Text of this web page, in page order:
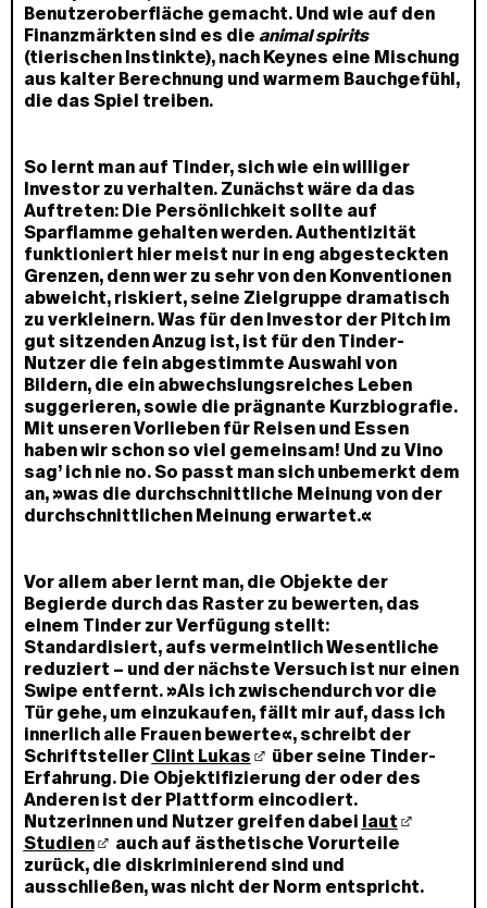
Benutzeroberfläche gemacht. Und wie auf den
Finanzmärkten sind es die animal spirits
(tierischen Instinkte), nach Keynes eine Mischung
aus kalter Berechnung und warmem Bauchgefühl,
die das Spiel treiben.
So lernt man auf Tinder, sich wie ein williger
Investor zu verhalten. Zunächst wäre da das
Auftreten: Die Persönlichkeit sollte auf
Sparflamme gehalten werden. Authentizität
funktioniert hier meist nur in eng abgesteckten
Grenzen, denn wer zu sehr von den Konventionen
abweicht, riskiert, seine Zielgruppe dramatisch
zu verkleinern. Was für den Investor der Pitch im
gut sitzenden Anzug ist, ist für den Tinder-
Nutzer die fein abgestimmte Auswahl von
Bildern, die ein abwechslungsreiches Leben
suggerieren, sowie die prägnante Kurzbiografie.
Mit unseren Vorlieben für Reisen und Essen
haben wir schon so viel gemeinsam! Und zu Vino
sag’ ich nie no. So passt man sich unbemerkt dem
an, »was die durchschnittliche Meinung von der
durchschnittlichen Meinung erwartet.«
Vor allem aber lernt man, die Objekte der
Begierde durch das Raster zu bewerten, das
einem Tinder zur Verfügung stellt:
Standardisiert, aufs vermeintlich Wesentliche
reduziert – und der nächste Versuch ist nur einen
Swipe entfernt. »Als ich zwischendurch vor die
Tür gehe, um einzukaufen, fällt mir auf, dass ich
innerlich alle Frauen bewerte«, schreibt der
Schriftsteller Clint Lukas
über seine Tinder-
Erfahrung. Die Objektifizierung der oder des
Anderen ist der Plattform eincodiert.
Nutzerinnen und Nutzer greifen dabei laut
Studien
auch auf ästhetische Vorurteile
zurück, die diskriminierend sind und
ausschließen, was nicht der Norm entspricht.